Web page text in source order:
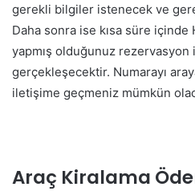
gerekli bilgiler istenecek ve
Daha sonra ise kısa süre
yapmış olduğunuz
gerçekleşecektir. Numarayı
iletişime geçmeniz mümkün
Araç Kiralama